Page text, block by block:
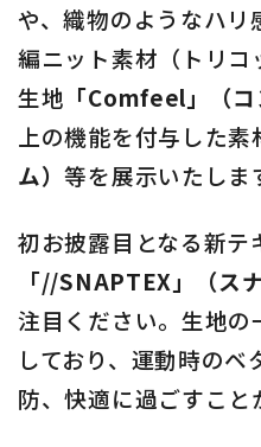
や、織物のようなハ
編ニット素材（トリ
生地 「Comfeel」（コ
上の機能を付与した素
ム）等を展示いたしま
初お披露目となる新テ
「//SNAPTEX」（ス
注目ください。生地の
しており、運動時の
防、快適に過ごすこと